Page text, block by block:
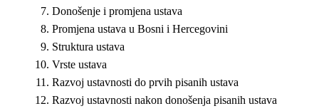
Donošenje i promjena ustava
Promjena ustava u Bosni i Hercegovini
Struktura ustava
Vrste ustava
Razvoj ustavnosti do prvih pisanih ustava
Razvoj ustavnosti nakon donošenja pisanih ustava